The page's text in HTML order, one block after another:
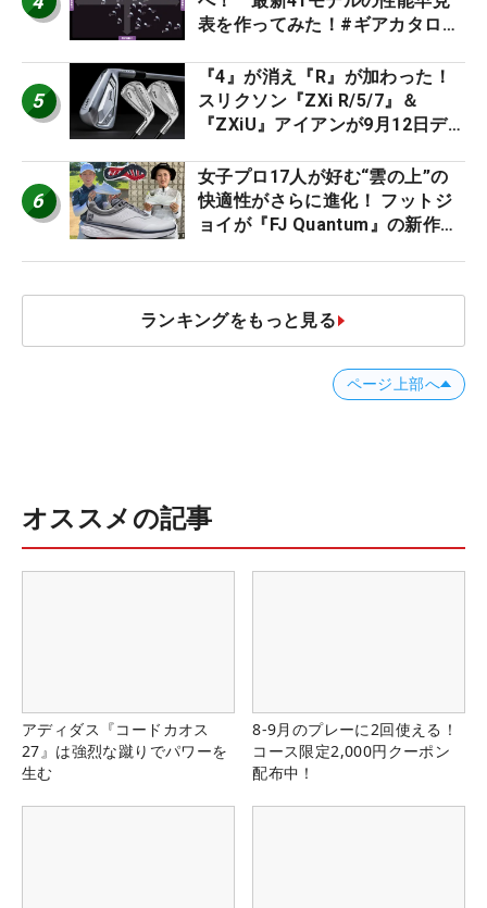
表を作ってみた！#ギアカタログ
5
『4』が消え『R』が加わった！
スリクソン『ZXi R/5/7』＆
『ZXiU』アイアンが9月12日デ
6
女子プロ17人が好む“雲の上”の
快適性がさらに進化！ フットジ
ョイが『FJ Quantum』の新作を
ランキングをもっと見る
ページ上部へ
オススメの記事
アディダス『コードカオス
27』は強烈な蹴りでパワーを
生む
8-9月のプレーに2回使える！
コース限定2,000円クーポン
配布中！